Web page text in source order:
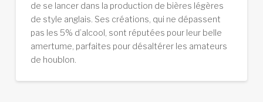
de se lancer dans la production de bières légères
de style anglais. Ses créations, qui ne dépassent
pas les 5% d’alcool, sont réputées pour leur belle
amertume, parfaites pour désaltérer les amateurs
de houblon.